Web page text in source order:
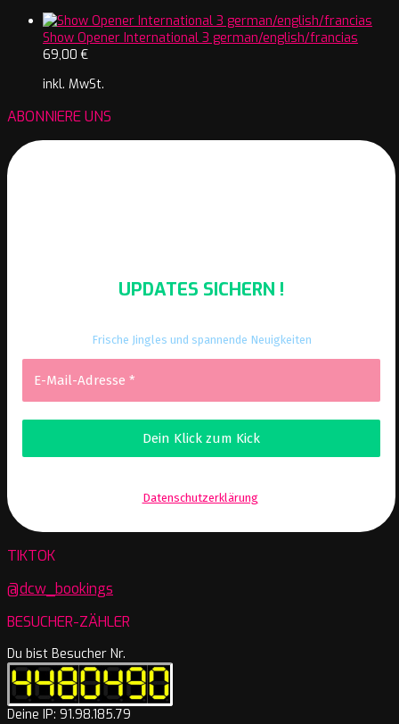
Show Opener International 3 german/english/francias
69,00 €
inkl. MwSt.
ABONNIERE UNS
UPDATES SICHERN !
Frische Jingles und spannende Neuigkeiten
Datenschutzerklärung.
TIKTOK
@dcw_bookings
BESUCHER-ZÄHLER
Du bist Besucher Nr.
Deine IP: 91.98.185.79